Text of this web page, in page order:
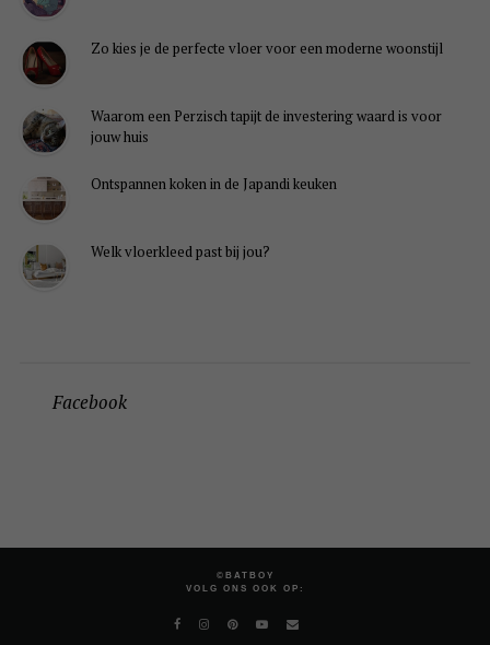
Zo kies je de perfecte vloer voor een moderne woonstijl
Waarom een Perzisch tapijt de investering waard is voor
jouw huis
Ontspannen koken in de Japandi keuken
Welk vloerkleed past bij jou?
Facebook
©BATBOY
VOLG ONS OOK OP: